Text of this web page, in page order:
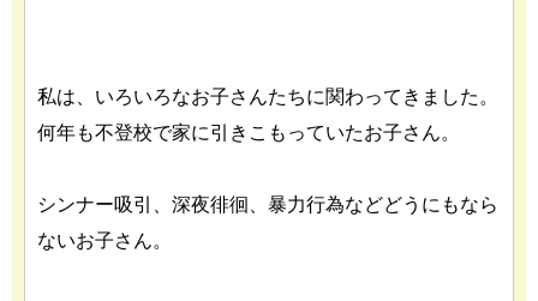
私は、いろいろなお子さんたちに関わってきました。
何年も不登校で家に引きこもっていたお子さん。
シンナー吸引、深夜徘徊、暴力行為などどうにもなら
ないお子さん。